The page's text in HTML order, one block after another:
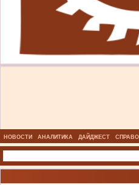
НОВОСТИ АНАЛИТИКА ДАЙДЖЕСТ